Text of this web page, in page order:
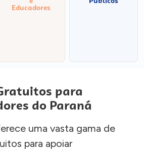
Educadores
para
do Paraná
uma vasta gama de
para apoiar